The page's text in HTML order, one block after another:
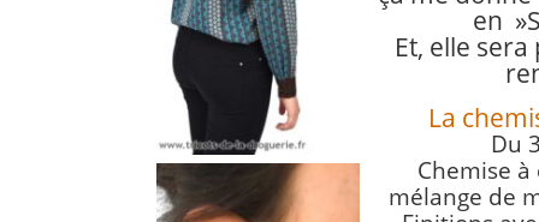
en
Et, elle
La
Du
Chemise
mélange de